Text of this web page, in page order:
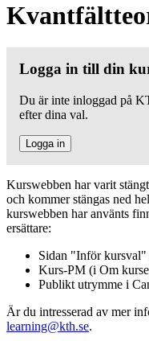
Logga in till din
Du är inte inloggad på
efter dina val.
Logga in
Kurswebben har varit
och kommer stängas ned
kurswebben har använts
ersättare:
Sidan "Inför kursval"
Kurs-PM (i Om
Publikt utrymme i
Är du intresserad av mer
learning@kth.se.